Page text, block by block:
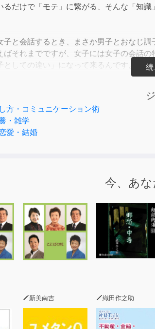
るだけで「モテ」に繋がる、そんな「知
子と会話するとき、まさか男子とおなじ
ばそれまでですが、女子には女子の会話
としての違い」になって来るんですよ。
ルタントの専門家、宮本雅恵先生が教え
い換えるなら、自分の魅力を相手に伝え
こと、宮本先生の女子としての生の意見
を知って、あなたも女子の心をくすぐって
方・コミュニケーション術
・雑学
愛・結婚
今、あ
新美南吉 織田作之助